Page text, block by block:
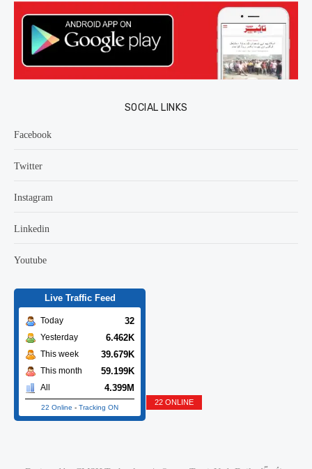
SOCIAL LINKS
Facebook
Twitter
Instagram
Linkedin
Youtube
Live Traffic Feed
Today 32
Yesterday 6.462K
This week 39.679K
This month 59.199K
All 4.399M
22 Online - Tracking ON
22 ONLINE